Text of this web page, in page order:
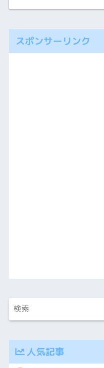
スポンサーリンク
人気記事